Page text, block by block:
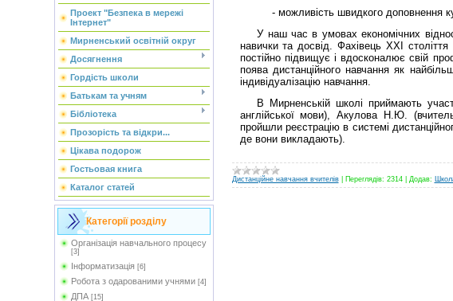
Проект "Безпека в мережі
Інтернет"
Мирненський освітній округ
Досягнення
Гордість школи
Батькам та учням
Бібліотека
Прозорість та відкри...
Цікава подорож
Гостьовая книга
Каталог статей
Категорії розділу
Організація навчального процесу
[3]
Інформатизація [6]
Робота з одарованими учнями [4]
ДПА [15]
- можливість швидкого доповнення
У наш час в умовах економічних
навички та досвід. Фахівець XXI
постійно підвищує і вдосконалює свій
поява дистанційного навчання як
індивідуалізацію навчання.
В Мирненській школі приймають
англійської мови), Акулова Н.Ю.
пройшли реєстрацію в системі
де вони викладають).
Дистанційне навчання вчителів| Переглядів: 2314| Додав: